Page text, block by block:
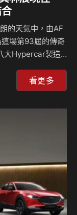
的天氣中，由AF
場第93屆的傳奇
大Hypercar製造
實力。 面對全
Pilot Sport
「此次利曼24小
堪稱近年來氣…
看更多